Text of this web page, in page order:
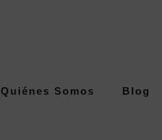
Quiénes Somos Blog